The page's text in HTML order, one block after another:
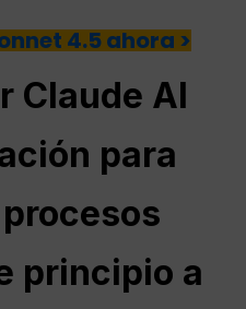
4.5 ahora >
Claude AI
para
principio a